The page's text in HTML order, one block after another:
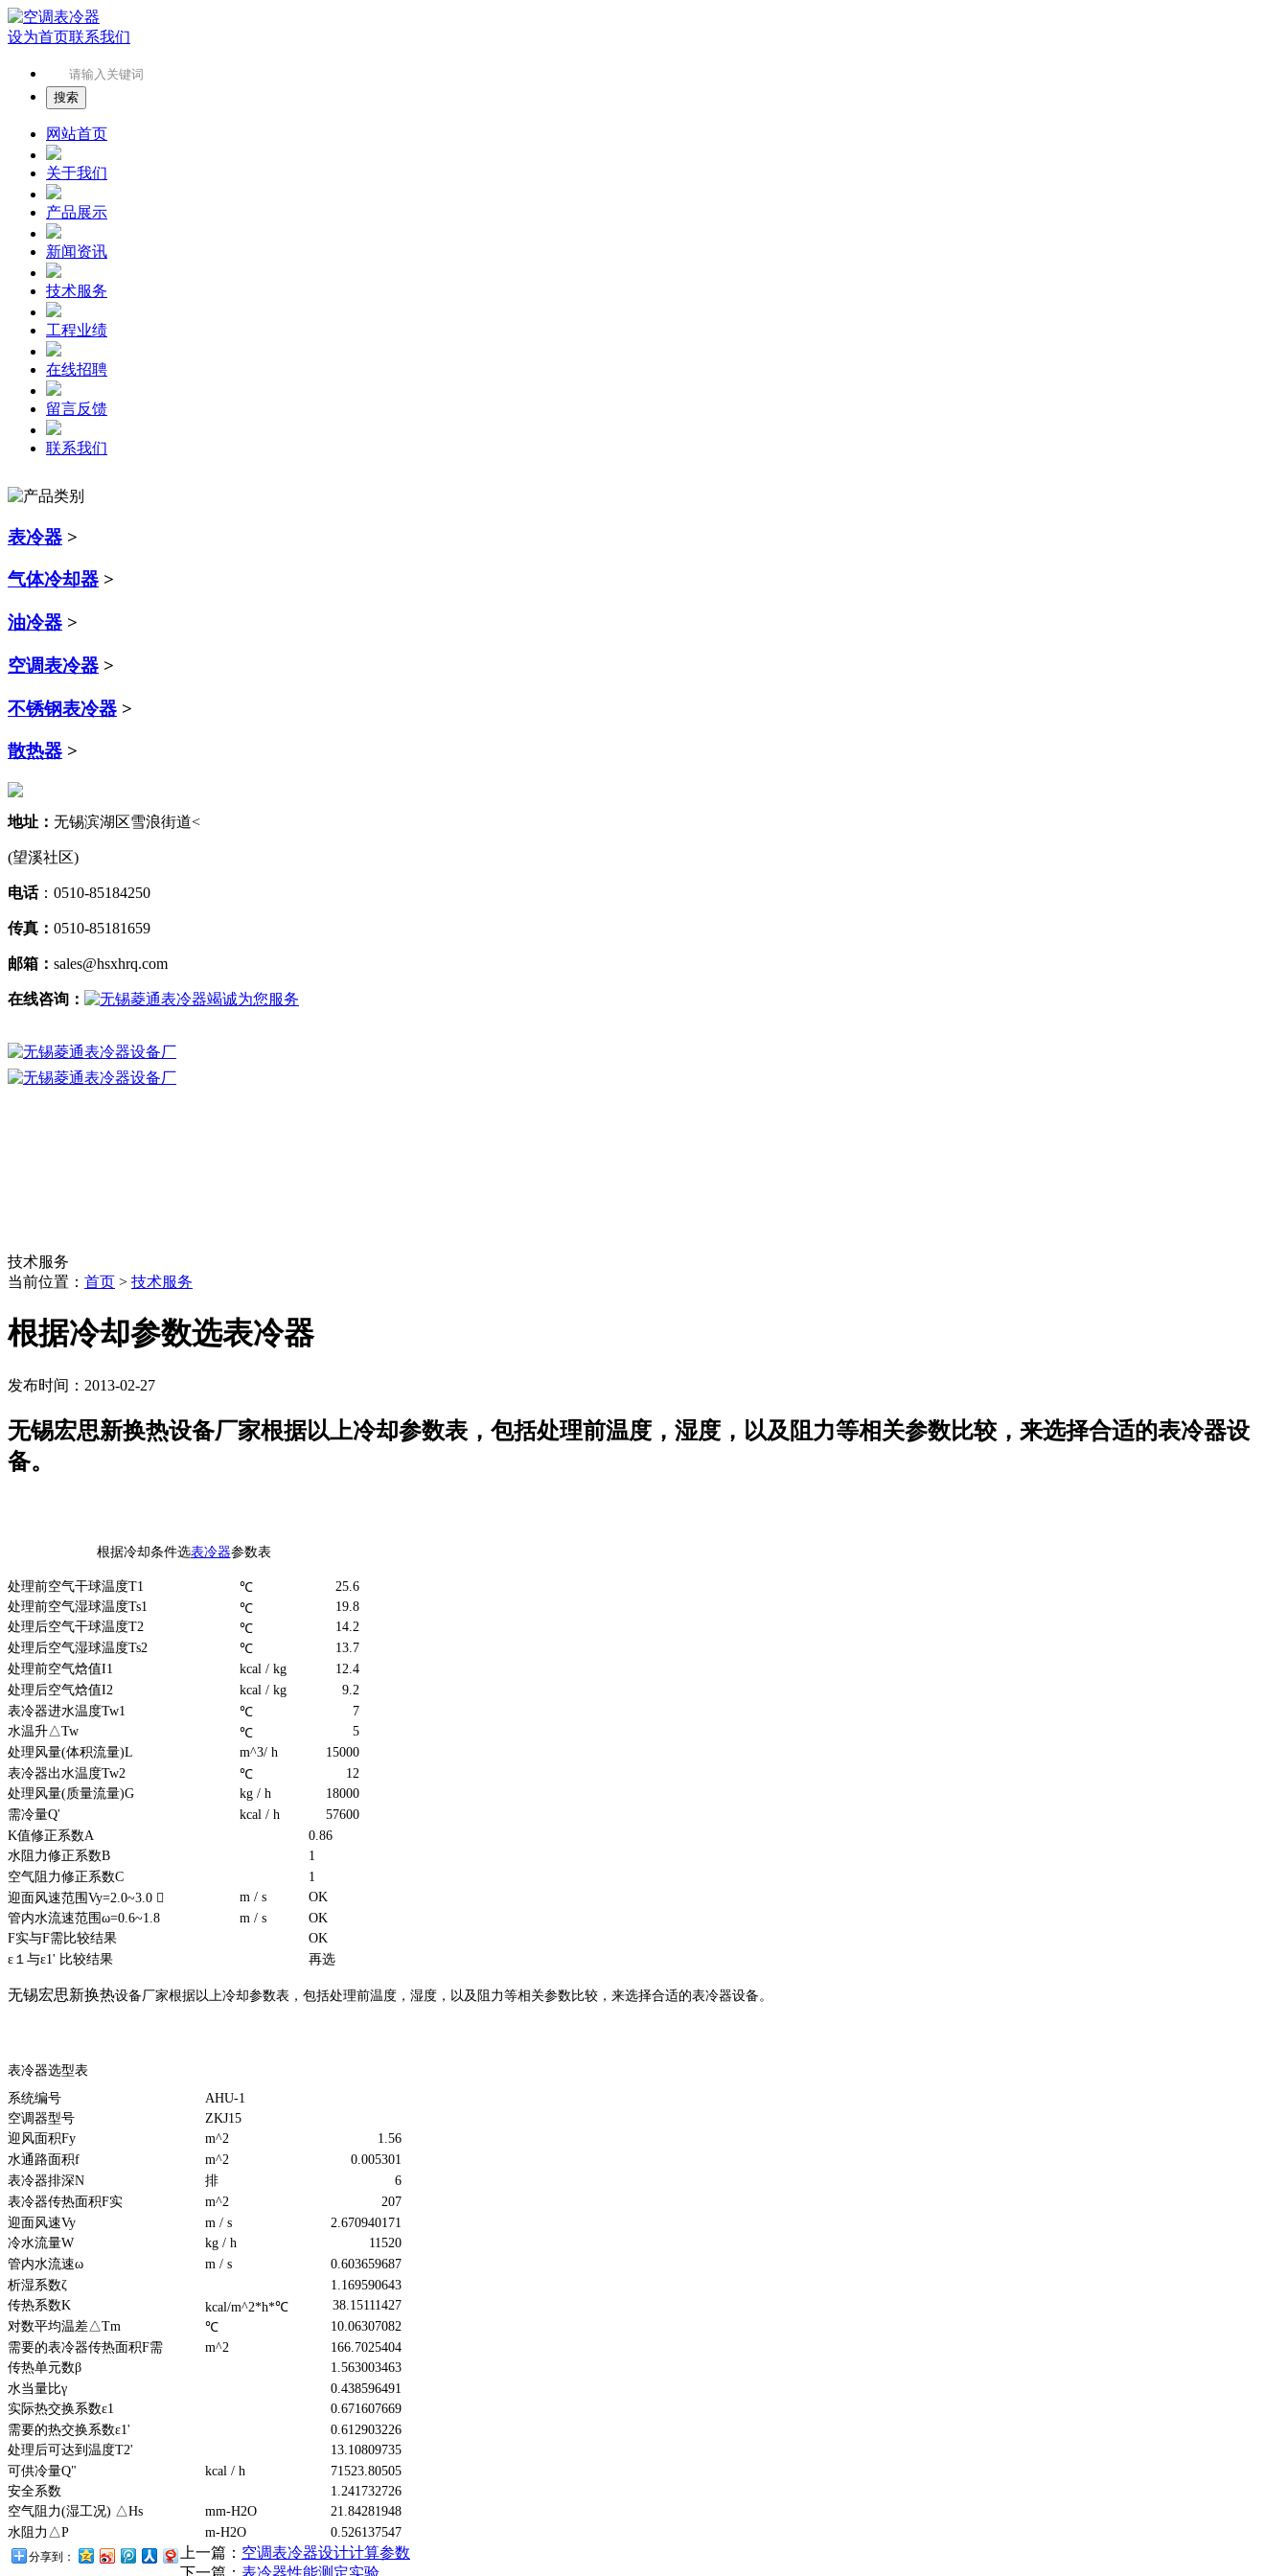
设为首页联系我们
网站首页
关于我们
产品展示
新闻资讯
技术服务
工程业绩
在线招聘
留言反馈
联系我们
表冷器 >
气体冷却器 >
油冷器 >
空调表冷器 >
不锈钢表冷器 >
散热器 >
地址： 无锡滨湖区雪浪街道<
(望溪社区)
电话：0510-85184250
传真： 0510-85181659
邮箱： sales@hsxhrq.com
在线咨询：
技术服务
当前位置： 首页 > 技术服务
根据冷却参数选表冷器
发布时间：2013-02-27
无锡宏思新换热设备厂家根据以上冷却参数表，包括处理前温度，湿度，以及阻力等相关参数比较，来选择合适的表冷器设
备。
根据冷却条件选表冷器参数表
处理前空气干球温度T1 ℃
25.6
处理前空气湿球温度Ts1
℃
19.8
处理后空气干球温度T2
℃
14.2
处理后空气湿球温度Ts2
℃
13.7
处理前空气焓值I1
kcal / kg
12.4
处理后空气焓值I2
kcal / kg
9.2
表冷器进水温度Tw1
℃
7
水温升△Tw
℃
5
处理风量(体积流量)L
m^3/ h
15000
表冷器出水温度Tw2
℃
12
处理风量(质量流量)G
kg / h
18000
需冷量Q'
kcal / h
57600
K值修正系数A
0.86
水阻力修正系数B
1
空气阻力修正系数C
1
迎面风速范围Vy=2.0~3.0 
m / s
OK
管内水流速范围ω=0.6~1.8
m / s
OK
F实与F需比较结果
OK
ε１与ε1' 比较结果
再选
无锡宏思新换热设备厂家根据以上冷却参数表，包括处理前温度，湿度，以及阻力等相关参数比较，来选择合适的表冷器设备。
表冷器选型表
系统编号
AHU-1
空调器型号
ZKJ15
迎风面积Fy
m^2
1.56
水通路面积f
m^2
0.005301
表冷器排深N
排
6
表冷器传热面积F实
m^2
207
迎面风速Vy
m / s
2.670940171
冷水流量W
kg / h
11520
管内水流速ω
m / s
0.603659687
析湿系数ζ
1.169590643
传热系数K
kcal/m^2*h*℃
38.15111427
对数平均温差△Tm
℃
10.06307082
需要的表冷器传热面积F需
m^2
166.7025404
传热单元数β
1.563003463
水当量比γ
0.438596491
实际热交换系数ε1
0.671607669
需要的热交换系数ε1'
0.612903226
处理后可达到温度T2'
13.10809735
可供冷量Q"
kcal / h
71523.80505
安全系数
1.241732726
空气阻力(湿工况) △Hs
mm-H2O
21.84281948
水阻力△P
m-H2O 0.526137547
分享到： 上一篇： 空调表冷器设计计算参数
下一篇： 表冷器性能测定实验